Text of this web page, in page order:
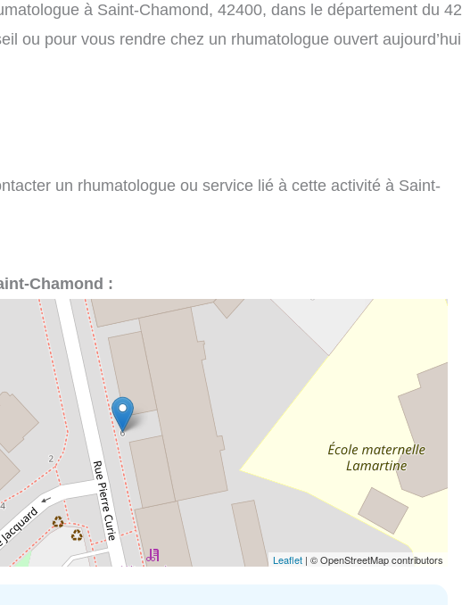
à Saint-Chamond, 42400, dans le département du 42
ou pour vous rendre chez un rhumatologue ouvert aujourd’hui
un rhumatologue ou service lié à cette activité à Saint-
Chamond :
Leaflet | © OpenStreetMap contributors